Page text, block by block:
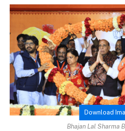
Download
Bhajan Lal Sharma